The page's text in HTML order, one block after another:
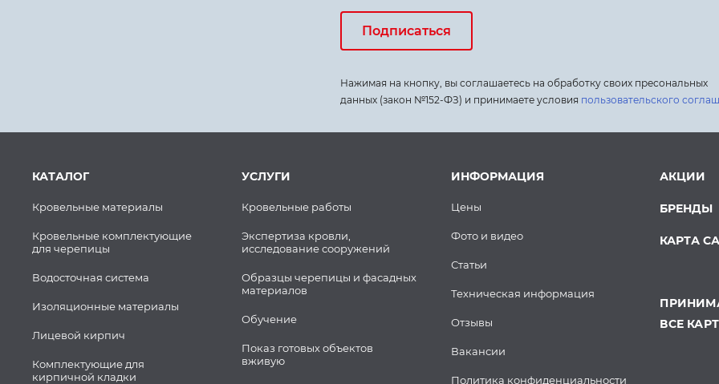
Подписаться
Нажимая на кнопку, вы соглашаетесь на обработку своих пресональных
данных (закон №152-ФЗ) и принимаете условия пользовательского
КАТАЛОГ
Кровельные материалы
Кровельные комплектующие
для черепицы
Водосточная система
Изоляционные материалы
Лицевой кирпич
Комплектующие для
кирпичной кладки
УСЛУГИ
Кровельные работы
Экспертиза кровли,
исследование сооружений
Образцы черепицы и фасадных
материалов
Обучение
Показ готовых объектов
вживую
ИНФОРМАЦИЯ
Цены
Фото и видео
Статьи
Техническая информация
Отзывы
Вакансии
Политика конфиденциальности
АКЦИИ
БРЕНДЫ
КАРТА
ВСЕ